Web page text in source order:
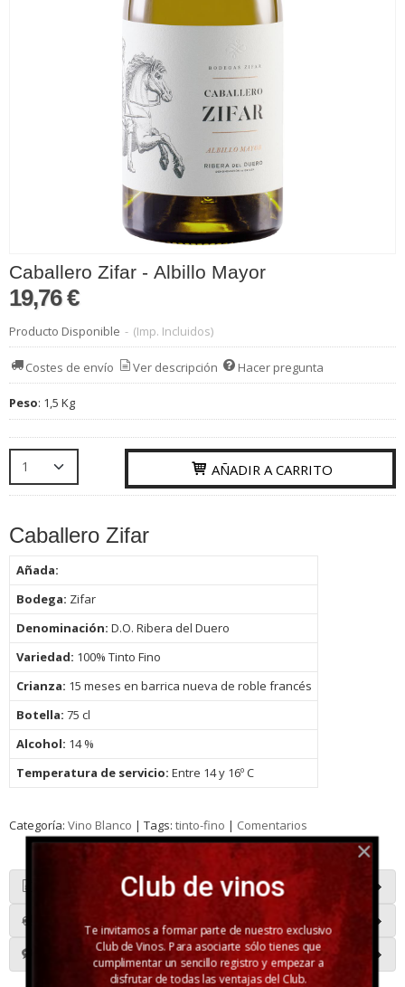
Caballero Zifar - Albillo Mayor
19,76 €
Producto Disponible - (Imp. Incluidos)
Costes de envío Ver descripción Hacer pregunta
Peso: 1,5 Kg
AÑADIR A CARRITO
Caballero Zifar
Añada:
Bodega: Zifar
Denominación: D.O. Ribera del Duero
Variedad: 100% Tinto Fino
Crianza: 15 meses en barrica nueva de roble francés
Botella: 75 cl
Alcohol: 14 %
Temperatura de servicio: Entre 14 y 16º C
Categoría: Vino Blanco | Tags: tinto-fino | Comentarios
Comentarios
Club de vinos
Te invitamos a formar parte de nuestro exclusivo
Club de Vinos. Para asociarte sólo tienes que
cumplimentar un sencillo registro y empezar a
disfrutar de todas las ventajas del Club.